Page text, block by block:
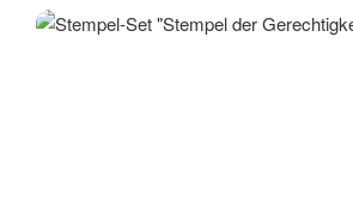
Stempel-Set "Stempel der Gerechtigkeit"